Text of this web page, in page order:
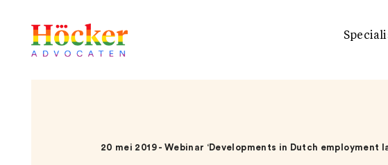
20 mei 2019 - Webinar ‘Developments in Dutch employment